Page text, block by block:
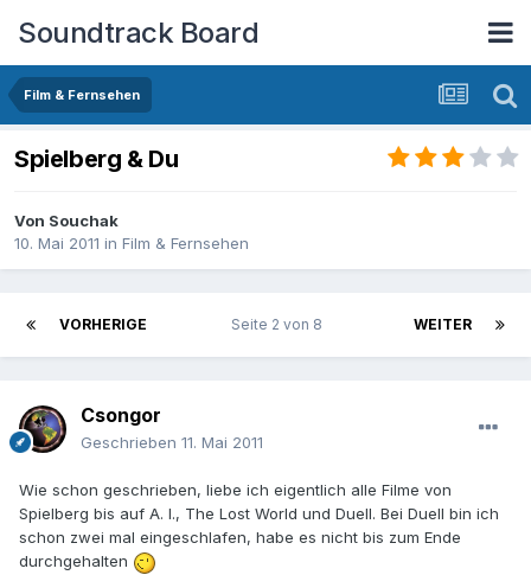
Soundtrack Board
Film & Fernsehen
Spielberg & Du
Von Souchak
10. Mai 2011 in Film & Fernsehen
VORHERIGE WEITER
Seite 2 von 8
Csongor
Geschrieben 11. Mai 2011
Wie schon geschrieben, liebe ich eigentlich alle Filme von
Spielberg bis auf A. I., The Lost World und Duell. Bei Duell bin ich
schon zwei mal eingeschlafen, habe es nicht bis zum Ende
durchgehalten